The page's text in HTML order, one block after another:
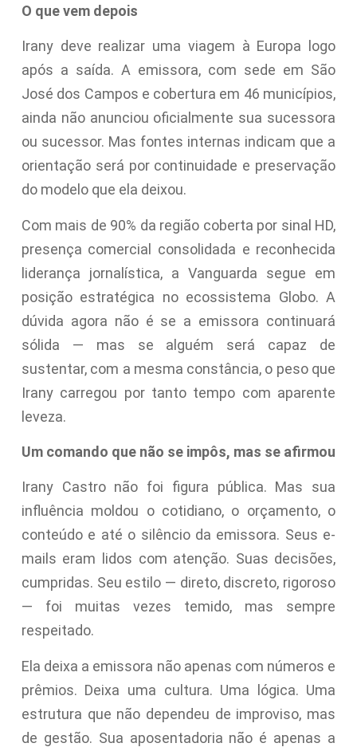
O que vem depois
Irany deve realizar uma viagem à Europa logo
após a saída. A emissora, com sede em São
José dos Campos e cobertura em 46 municípios,
ainda não anunciou oficialmente sua sucessora
ou sucessor. Mas fontes internas indicam que a
orientação será por continuidade e preservação
do modelo que ela deixou.
Com mais de 90% da região coberta por sinal HD,
presença comercial consolidada e reconhecida
liderança jornalística, a Vanguarda segue em
posição estratégica no ecossistema Globo. A
dúvida agora não é se a emissora continuará
sólida — mas se alguém será capaz de
sustentar, com a mesma constância, o peso que
Irany carregou por tanto tempo com aparente
leveza.
Um comando que não se impôs, mas se afirmou
Irany Castro não foi figura pública. Mas sua
influência moldou o cotidiano, o orçamento, o
conteúdo e até o silêncio da emissora. Seus e-
mails eram lidos com atenção. Suas decisões,
cumpridas. Seu estilo — direto, discreto, rigoroso
— foi muitas vezes temido, mas sempre
respeitado.
Ela deixa a emissora não apenas com números e
prêmios. Deixa uma cultura. Uma lógica. Uma
estrutura que não dependeu de improviso, mas
de gestão. Sua aposentadoria não é apenas a